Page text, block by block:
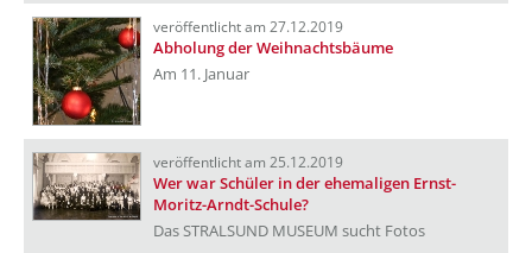
veröffentlicht am 27.12.2019
Abholung der Weihnachtsbäume
Am 11. Januar
veröffentlicht am 25.12.2019
Wer war Schüler in der ehemaligen Ernst-
Moritz-Arndt-Schule?
Das STRALSUND MUSEUM sucht Fotos